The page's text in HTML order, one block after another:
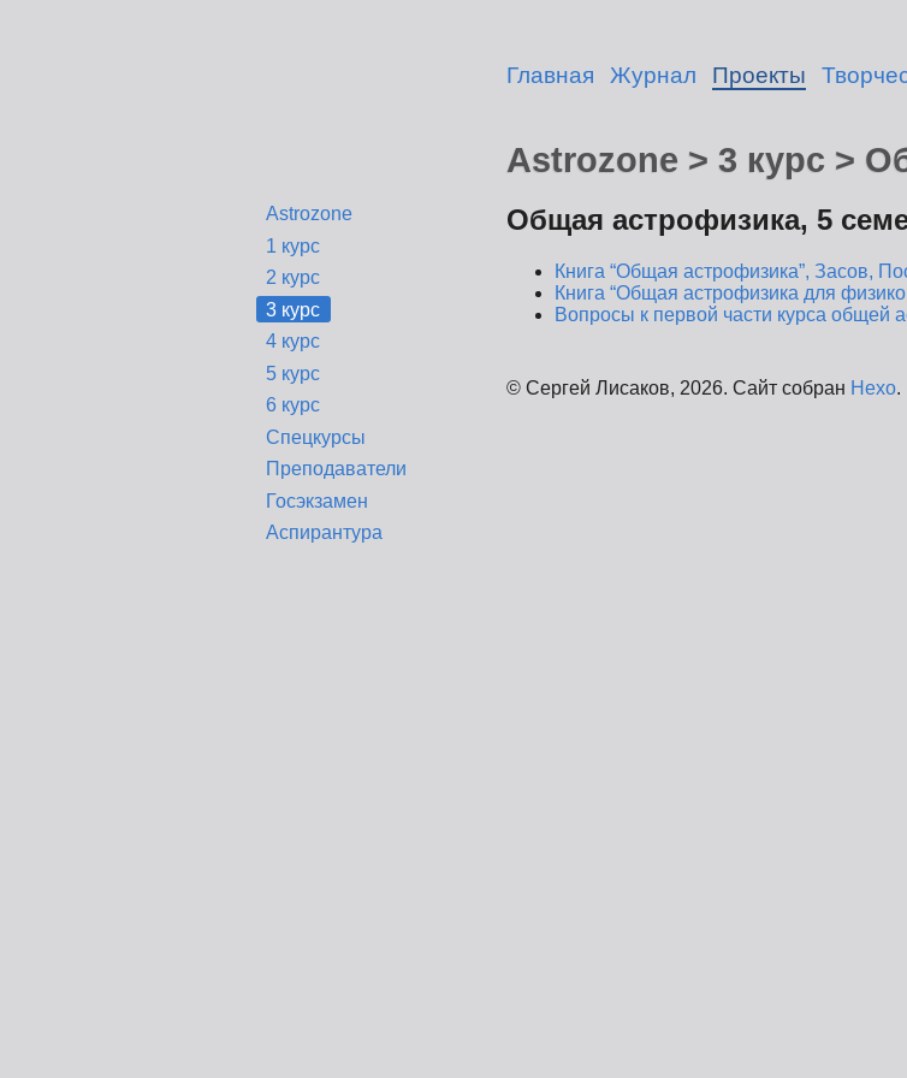
Главная Журнал Проекты
Astrozone > 3 курс >
Astrozone
1 курс
2 курс
3 курс
4 курс
5 курс
6 курс
Спецкурсы
Преподаватели
Госэкзамен
Аспирантура
Общая астрофизика, 5
Книга “Общая астрофизика”, Засов,
Книга “Общая астрофизика для
Вопросы к первой части курса общей
© Сергей Лисаков, 2026. Сайт собран Hexo.